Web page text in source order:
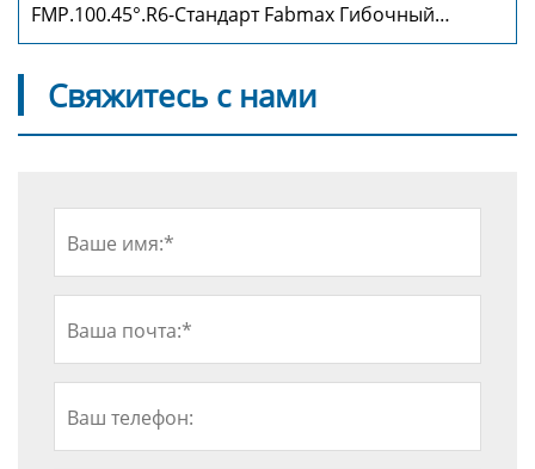
FMP.100.45°.R6-Стандарт Fabmax Гибочный
пуансоны
Свяжитесь с нами